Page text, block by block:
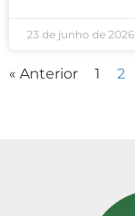
23 de junho de 2026
« Anterior 1 2